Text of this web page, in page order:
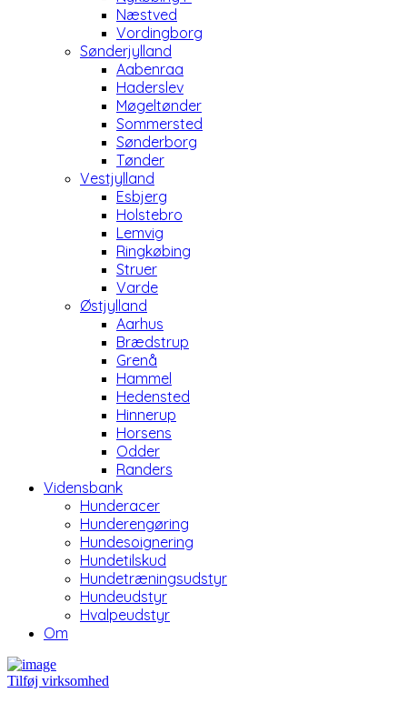
Næstved
Vordingborg
Sønderjylland
Aabenraa
Haderslev
Møgeltønder
Sommersted
Sønderborg
Tønder
Vestjylland
Esbjerg
Holstebro
Lemvig
Ringkøbing
Struer
Varde
Østjylland
Aarhus
Brædstrup
Grenå
Hammel
Hedensted
Hinnerup
Horsens
Odder
Randers
Vidensbank
Hunderacer
Hunderengøring
Hundesoignering
Hundetilskud
Hundetræningsudstyr
Hundeudstyr
Hvalpeudstyr
Om
Tilføj virksomhed